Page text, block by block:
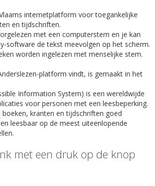
internetplatform voor toegankelijke
en tijdschriften.
met een computerstem en je kan
software de tekst meevolgen op het scherm.
worden ingelezen met menselijke stem.
platform vindt, is gemaakt in het
Information System) is een wereldwijde
voor personen met een leesbeperking.
kranten en tijdschriften goed
leesbaar op de meest uiteenlopende
met een druk op de knop